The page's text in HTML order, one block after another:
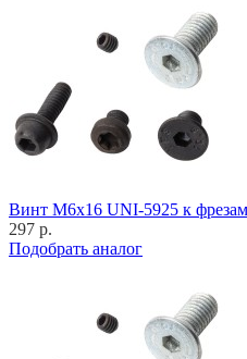
Винт M6x16 UNI-5925 к
297 р.
Подобрать аналог